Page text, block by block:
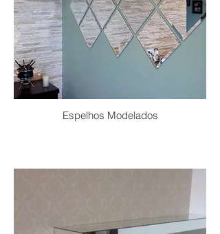
Espelhos Modelados